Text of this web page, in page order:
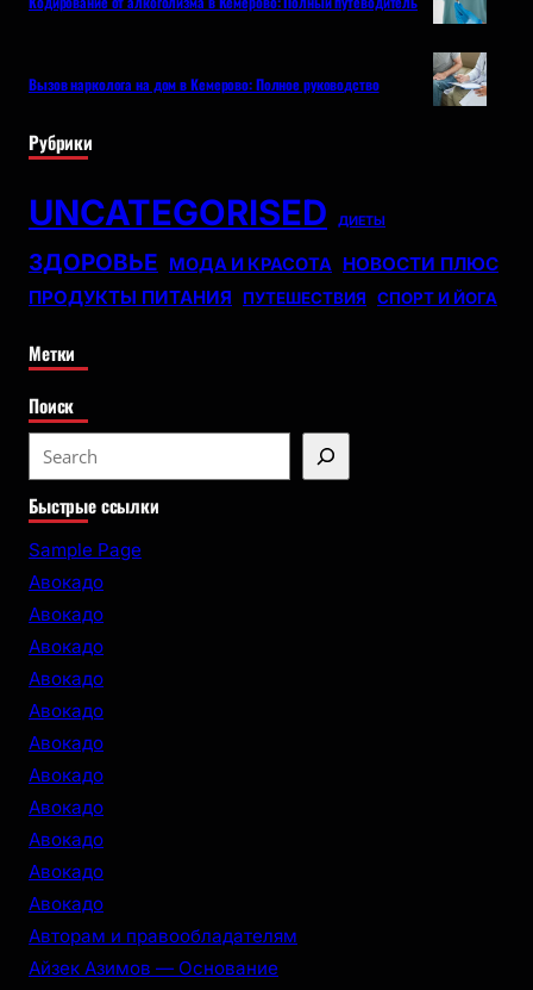
Вызов нарколога на дом в Кемерово: Полное руководство
Рубрики
UNCATEGORISED ДИЕТЫ
ЗДОРОВЬЕ МОДА И КРАСОТА НОВОСТИ ПЛЮС
ПРОДУКТЫ ПИТАНИЯ
ПУТЕШЕСТВИЯ СПОРТ И ЙОГА
Метки
Поиск
e
a
r
Быстрые ссылки
Sample Page
Авокадо
Авокадо
Авокадо
Авокадо
Авокадо
Авокадо
Авокадо
Авокадо
Авокадо
Авокадо
Авокадо
Авторам и правообладателям
Айзек Азимов — Основание